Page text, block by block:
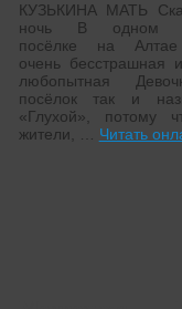
КУЗЬКИНА МАТЬ
ночь В одном
посёлке на
очень бесстрашная
любопытная
посёлок так и
«Глухой», потому
жители, … Читать